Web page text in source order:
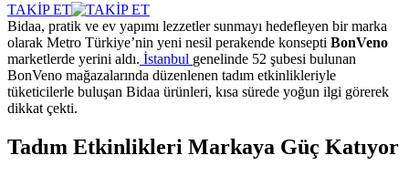
TAKİP ET
Bidaa, pratik ve ev yapımı lezzetler sunmayı hedefleyen bir marka
olarak Metro Türkiye’nin yeni nesil perakende konsepti BonVeno
marketlerde yerini aldı. İstanbul genelinde 52 şubesi bulunan
BonVeno mağazalarında düzenlenen tadım etkinlikleriyle
tüketicilerle buluşan Bidaa ürünleri, kısa sürede yoğun ilgi görerek
dikkat çekti.
Tadım Etkinlikleri Markaya Güç Katıyor